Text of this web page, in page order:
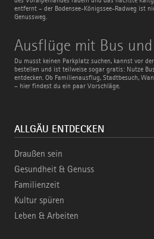
entfernt – der Bodensee-Königssee-Radweg ist
Genussweg.
Ausflüge mit Bus
Du musst keinen Parkplatz suchen, kannst vor
bestellen und ist teilweise sogar gratis: Nutze
entdecken. Ob Familienausflug, Stadtbesuch,
– hier findest du ein paar Vorschläge.
Ausflüge
mit
Bus
und
Bahn
ALLGÄU ENTDECKEN
Draußen sein
Gesundheit & Genuss
Familienzeit
Kultur spüren
Leben & Arbeiten